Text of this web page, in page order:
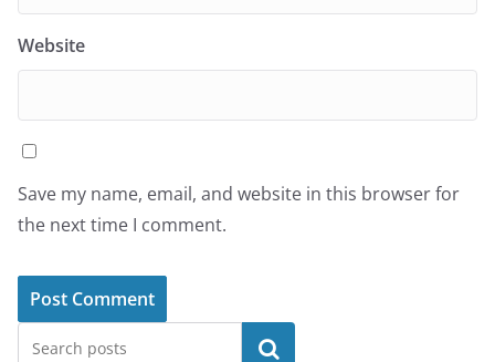
Website
Save my name, email, and website in this browser for
the next time I comment.
Search